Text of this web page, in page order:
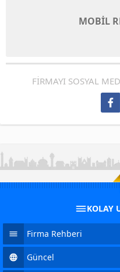
MOBİL
FİRMAYI SOSYAL
KOLAY
Firma Rehberi
Güncel